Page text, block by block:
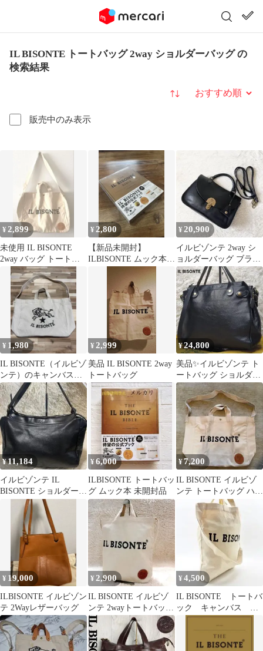
IL BISONTE トートバッグ 2way ショルダーバッグ の
検索結果
販売中のみ表示
並び替え
¥ 2,899
未使用 IL BISONTE
2way バッグ トートバ
ッグ イルビゾンテ 鞄
¥ 2,800
【新品未開封】
ILBISONTE ムック本
¥20,900
イルビゾンテ 2way シ
ョルダーバッグ ブラッ
ク レザー
¥ 1,980
IL BISONTE（イルビゾ
ンテ）のキャンバス
2WAYショルダートー
トバッグ
¥ 2,999
美品 IL BISONTE 2way
トートバッグ
¥24,800
美品✨イルビゾンテ ト
ートバッグ ショルダー
シボ革 黒 2way ゴール
ド金具
¥11,184
イルビゾンテ IL
BISONTE ショルダーバ
ック ブラック 2way
¥6,000
ILBISONTE トートバッ
グ ムック本 未開封品
¥7,200
IL BISONTE イルビゾ
ンテ トートバッグ ハン
ドバッグ キャンバス
¥ 19,000
ILBISONTE イルビゾン
テ 2Wayレザーバッグ
¥ 2,900
IL BISONTE イルビゾ
ンテ 2wayトートバッグ
A4収納可
¥4,500
IL BISONTE トートバ
ック キャンバス A4
収納可 2way 斜め掛